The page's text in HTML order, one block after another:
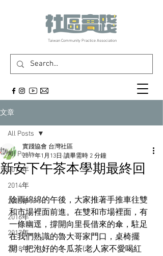
​Taiwan Community Practice Association
文章
All Posts
2013年
2014年
2015年
2016年
2017年
2018年
All Posts
新安下午茶本學期最終回
實踐協會 台灣社區
2017年1月13日 讀畢需時 2 分鐘
陰雨綿綿的午後，大家推著手推車往雙
和市場裡面前進。在雙和市場裡面，有
一條幽逕，撐開向里長借來的傘，駐足
在我們熟識的魯大哥家門口，桌椅擺
開，把泡好的冬瓜茶(老人家不愛喝紅